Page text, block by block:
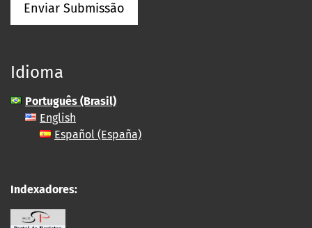
Enviar Submissão
Idioma
Português (Brasil)
English
Español (España)
Indexadores: